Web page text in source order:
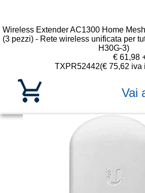
Wireless Extender AC1300 Home
(3 pezzi) - Rete wireless unificata per
H30G-3)
TXPR52442
€ 61,98
(€ 75,62 iva
Vai